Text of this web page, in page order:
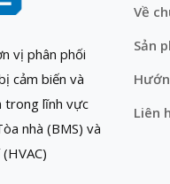
vị phân phối
cảm biến và
trong lĩnh vực
nhà (BMS) và
Về
Sản
Liên